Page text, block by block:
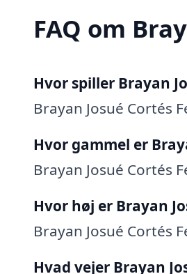
FAQ om
Hvor spiller Brayan
Brayan Josué Cortés
Hvor gammel er
Brayan Josué Cortés
Hvor høj er Brayan
Brayan Josué Cortés
Hvad vejer Brayan